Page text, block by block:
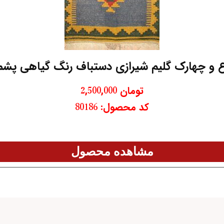
و چهارک گلیم شیرازی دستباف رنگ گیاهی
تومان
کد محصول: 80186
مشاهده محصول